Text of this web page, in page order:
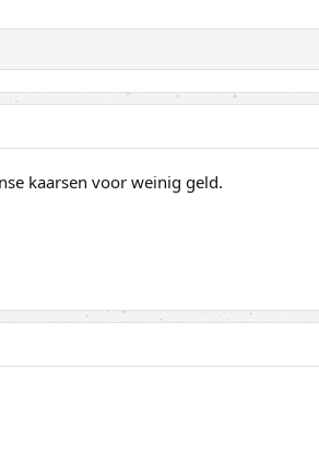
kaarsen voor weinig geld.